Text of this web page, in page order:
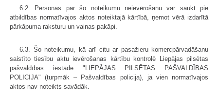
6.2. Personas par šo noteikumu neievērošanu var saukt pie
atbildības normatīvajos aktos noteiktajā kārtībā, ņemot vērā izdarītā
pārkāpuma raksturu un vainas pakāpi.
6.3. Šo noteikumu, kā arī citu ar pasažieru komercpārvadāšanu
saistīto tiesību aktu ievērošanas kārtību kontrolē Liepājas pilsētas
pašvaldības iestāde "LIEPĀJAS PILSĒTAS PAŠVALDĪBAS
POLICIJA" (turpmāk – Pašvaldības policija), ja vien normatīvajos
aktos nav noteikts savādāk.